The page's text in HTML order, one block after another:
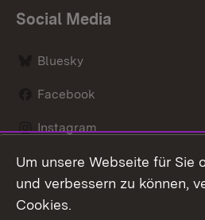
Social Media
Bluesky
Facebook
Instagram
LinkedIn
Um unsere Webseite für Sie
und verbessern zu können,
Cookies.